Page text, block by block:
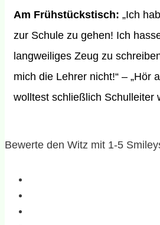
Am Frühstückstisch: „Ich
zur Schule zu gehen! Ich
langweiliges Zeug zu
mich die Lehrer nicht!“ – „Hör
wolltest schließlich Schulleiter
Bewerte den Witz mit 1-5